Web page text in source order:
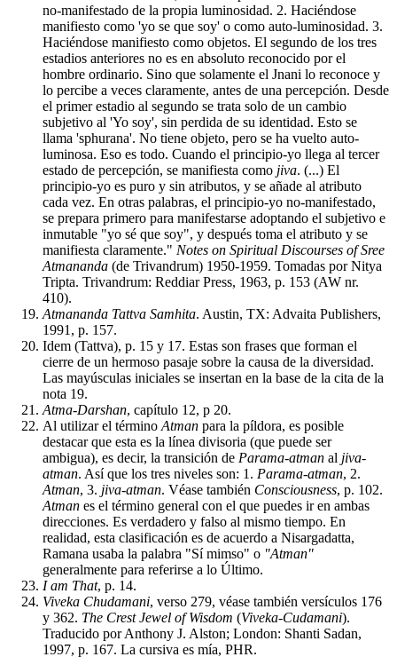
no-manifestado de la propia luminosidad. 2. Haciéndose
manifiesto como 'yo se que soy' o como auto-luminosidad. 3.
Haciéndose manifiesto como objetos. El segundo de los tres
estadios anteriores no es en absoluto reconocido por el
hombre ordinario. Sino que solamente el Jnani lo reconoce y
lo percibe a veces claramente, antes de una percepción. Desde
el primer estadio al segundo se trata solo de un cambio
subjetivo al 'Yo soy', sin perdida de su identidad. Esto se
llama 'sphurana'. No tiene objeto, pero se ha vuelto auto-
luminosa. Eso es todo. Cuando el principio-yo llega al tercer
estado de percepción, se manifiesta como jiva. (...) El
principio-yo es puro y sin atributos, y se añade al atributo
cada vez. En otras palabras, el principio-yo no-manifestado,
se prepara primero para manifestarse adoptando el subjetivo e
inmutable "yo sé que soy", y después toma el atributo y se
manifiesta claramente." Notes on Spiritual Discourses of Sree
Atmananda (de Trivandrum) 1950-1959. Tomadas por Nitya
Tripta. Trivandrum: Reddiar Press, 1963, p. 153 (AW nr.
410).
Atmananda Tattva Samhita. Austin, TX: Advaita Publishers,
1991, p. 157.
Idem (Tattva), p. 15 y 17. Estas son frases que forman el
cierre de un hermoso pasaje sobre la causa de la diversidad.
Las mayúsculas iniciales se insertan en la base de la cita de la
nota 19.
Atma-Darshan, capítulo 12, p 20.
Al utilizar el término Atman para la píldora, es posible
destacar que esta es la línea divisoria (que puede ser
ambigua), es decir, la transición de Parama-atman al jiva-
atman. Así que los tres niveles son: 1. Parama-atman, 2.
Atman, 3. jiva-atman. Véase también Consciousness, p. 102.
Atman es el término general con el que puedes ir en ambas
direcciones. Es verdadero y falso al mismo tiempo. En
realidad, esta clasificación es de acuerdo a Nisargadatta,
Ramana usaba la palabra "Sí mimso" o "Atman"
generalmente para referirse a lo Último.
I am That, p. 14.
Viveka Chudamani, verso 279, véase también versículos 176
y 362. The Crest Jewel of Wisdom (Viveka-Cudamani).
Traducido por Anthony J. Alston; London: Shanti Sadan,
1997, p. 167. La cursiva es mía, PHR.